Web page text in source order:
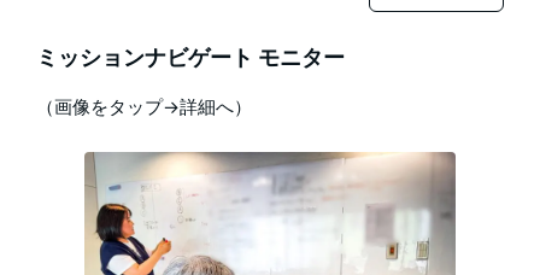
ミッションナビゲート モニター
（画像をタップ→詳細へ）